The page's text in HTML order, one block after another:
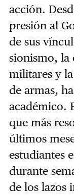
acción.
presión al
de sus
sionismo, la
militares y
de armas,
académico.
que más
últimos
estudiantes
durante
de los lazos